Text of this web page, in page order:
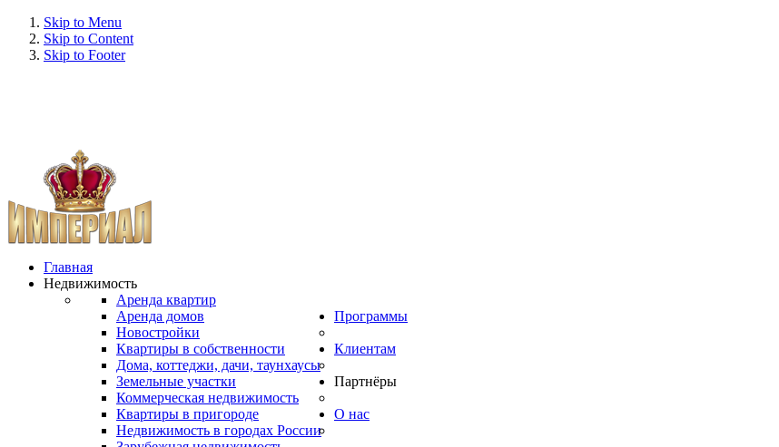
Skip to Menu
Skip to Content
Skip to Footer
Главная
Недвижимость
Аренда квартир
Аренда домов
Новостройки
Квартиры в собственности
Дома, коттеджи, дачи, таунхаусы
Земельные участки
Коммерческая недвижимость
Квартиры в пригороде
Недвижимость в городах России
Программы
Клиентам
Партнёры
О нас